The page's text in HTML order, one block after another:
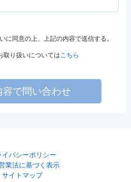
に同意の上、上記の内容で送信する。
取り扱いについてはこちら
容で問い合わせ
イバシーポリシー
業法に基づく表示
サイトマップ